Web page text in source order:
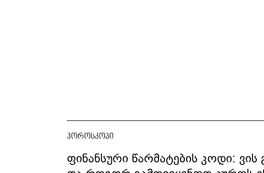
ჰოროსკოპი
ფინანსური წარმატების კოდი: